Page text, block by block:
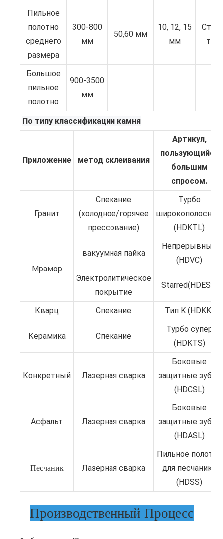
Пильное
полотно
среднего
размера
300-800
мм
50,60 мм
10, 12, 15
мм
тип
Большое
пильное
полотно
900-3500
мм
По типу классификации камня
Приложение метод склеивания
Артикул,
пользующийся
большим
спросом.
Гранит
Спекание
(холодное/горячее
прессование)
Турбо
широкополосный
(HDKTL)
Мрамор
вакуумная пайка
Непрерывный
(HDVC)
Электролитическое
покрытие
Starred(HDES1)
Кварц Спекание Тип K (HDKK)
Керамика Спекание
Турбо супер
(HDKTS)
Конкретный Лазерная сварка
Боковые
защитные зубья
(HDCSL)
Асфальт Лазерная сварка
Боковые
защитные зубья
(HDASL)
Песчаник Лазерная сварка
Пильное полотно
для песчаника
(HDSS)
Производственный Процесс